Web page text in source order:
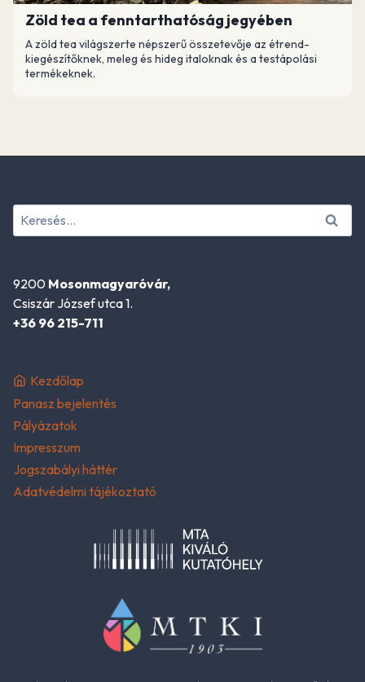
Zöld tea a fenntarthatóság jegyében
A zöld tea világszerte népszerű összetevője az étrend-
kiegészítőknek, meleg és hideg italoknak és a testápolási
termékeknek.
Keresés:
9200 Mosonmagyaróvár,
Csiszár József utca 1.
+36 96 215-711
Kezdőlap
Panasz bejelentés
Pályázatok
Impresszum
Jogszabályi háttér
Adatvédelmi tájékoztató